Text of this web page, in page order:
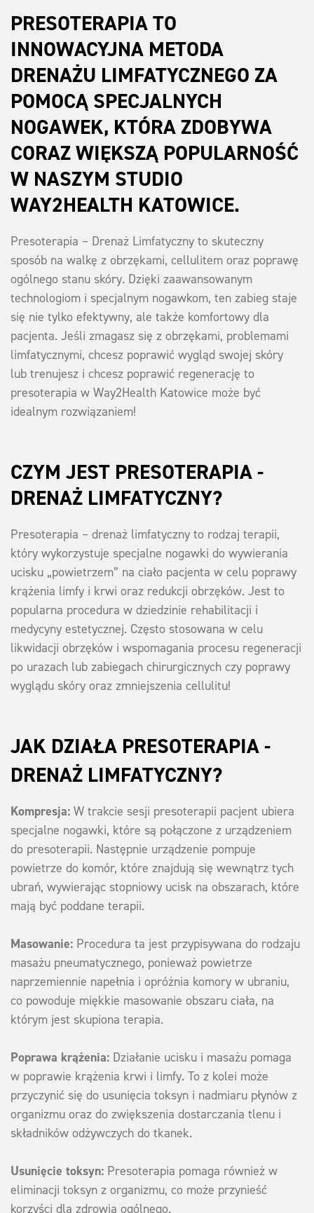
PRESOTERAPIA TO
INNOWACYJNA METODA
DRENAŻU LIMFATYCZNEGO ZA
POMOCĄ SPECJALNYCH
NOGAWEK, KTÓRA ZDOBYWA
CORAZ WIĘKSZĄ POPULARNOŚĆ
W NASZYM STUDIO
WAY2HEALTH KATOWICE.
Presoterapia – Drenaż Limfatyczny to skuteczny
sposób na walkę z obrzękami, cellulitem oraz poprawę
ogólnego stanu skóry. Dzięki zaawansowanym
technologiom i specjalnym nogawkom, ten zabieg staje
się nie tylko efektywny, ale także komfortowy dla
pacjenta. Jeśli zmagasz się z obrzękami, problemami
limfatycznymi, chcesz poprawić wygląd swojej skóry
lub trenujesz i chcesz poprawić regenerację to
presoterapia w Way2Health Katowice może być
idealnym rozwiązaniem!
CZYM JEST PRESOTERAPIA -
DRENAŻ LIMFATYCZNY?
Presoterapia – drenaż limfatyczny to rodzaj terapii,
który wykorzystuje specjalne nogawki do wywierania
ucisku „powietrzem” na ciało pacjenta w celu poprawy
krążenia limfy i krwi oraz redukcji obrzęków. Jest to
popularna procedura w dziedzinie rehabilitacji i
medycyny estetycznej. Często stosowana w celu
likwidacji obrzęków i wspomagania procesu regeneracji
po urazach lub zabiegach chirurgicznych czy poprawy
wyglądu skóry oraz zmniejszenia cellulitu!
JAK DZIAŁA PRESOTERAPIA -
DRENAŻ LIMFATYCZNY?
Kompresja: W trakcie sesji presoterapii pacjent ubiera
specjalne nogawki, które są połączone z urządzeniem
do presoterapii. Następnie urządzenie pompuje
powietrze do komór, które znajdują się wewnątrz tych
ubrań, wywierając stopniowy ucisk na obszarach, które
mają być poddane terapii.
Masowanie: Procedura ta jest przypisywana do rodzaju
masażu pneumatycznego, ponieważ powietrze
naprzemiennie napełnia i opróżnia komory w ubraniu,
co powoduje miękkie masowanie obszaru ciała, na
którym jest skupiona terapia.
Poprawa krążenia: Działanie ucisku i masażu pomaga
w poprawie krążenia krwi i limfy. To z kolei może
przyczynić się do usunięcia toksyn i nadmiaru płynów z
organizmu oraz do zwiększenia dostarczania tlenu i
składników odżywczych do tkanek.
Usunięcie toksyn: Presoterapia pomaga również w
eliminacji toksyn z organizmu, co może przynieść
korzyści dla zdrowia ogólnego.